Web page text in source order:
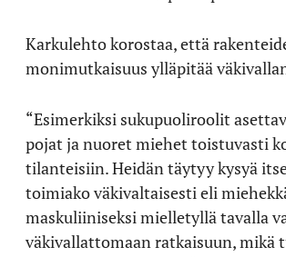
Karkulehto korostaa, että
monimutkaisuus ylläpitää
“Esimerkiksi sukupuoliroolit
pojat ja nuoret miehet toistuvasti
tilanteisiin. Heidän täytyy kysyä
toimiako väkivaltaisesti eli
maskuliiniseksi mielletyllä tavalla
väkivallattomaan ratkaisuun, mikä